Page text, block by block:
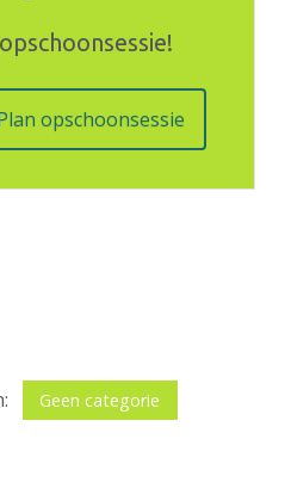
opschoonsessie
Geen categorie